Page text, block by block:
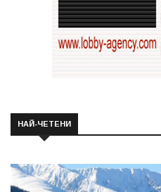
НАЙ-ЧЕТЕНИ